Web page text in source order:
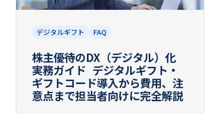
デジタルギフト FAQ
株主優待のDX（デジタル）化
実務ガイド デジタルギフト・
ギフトコード導入から費用、注
意点まで担当者向けに完全解説